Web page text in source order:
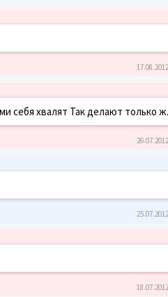
себя хвалят Так делают только